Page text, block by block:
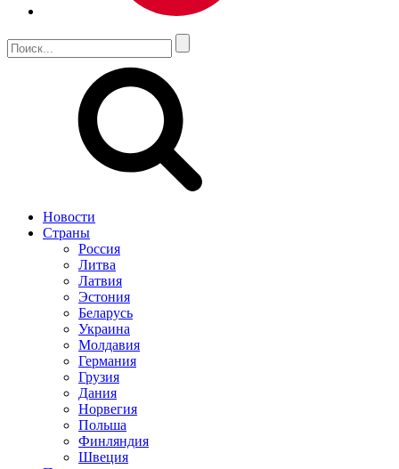
Новости
Страны
Россия
Литва
Латвия
Эстония
Беларусь
Украина
Молдавия
Германия
Грузия
Дания
Норвегия
Польша
Финляндия
Швеция